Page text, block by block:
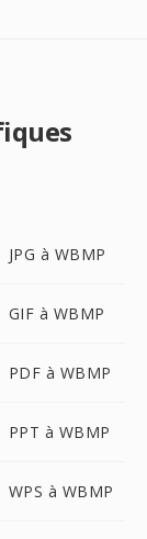
JPG à WBMP
GIF à WBMP
PDF à WBMP
PPT à WBMP
WPS à WBMP